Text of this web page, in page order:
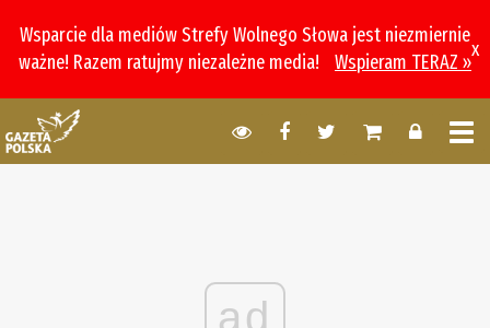
Wsparcie dla mediów Strefy Wolnego Słowa jest niezmiernie
ważne! Razem ratujmy niezależne media!
Wspieram TERAZ »
x
ad